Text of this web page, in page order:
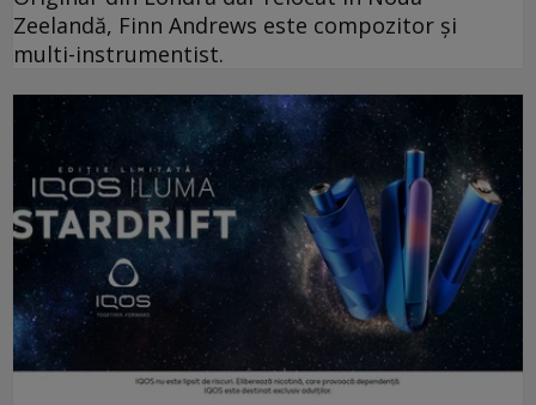
Zeelandă, Finn Andrews este compozitor și
multi-instrumentist.